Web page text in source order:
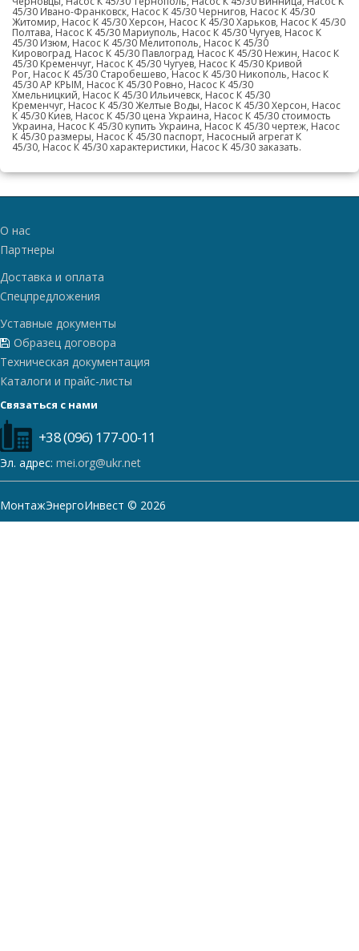
45/30 Ивано-Франковск, Насос К 45/30 Чернигов, Насос К 45/30
Житомир, Насос К 45/30 Херсон, Насос К 45/30 Харьков, Насос К 45/30
Полтава, Насос К 45/30 Мариуполь, Насос К 45/30 Чугуев, Насос К
45/30 Изюм, Насос К 45/30 Мелитополь, Насос К 45/30
Кировоград, Насос К 45/30 Павлоград, Насос К 45/30 Нежин, Насос К
45/30 Кременчуг, Насос К 45/30 Чугуев, Насос К 45/30 Кривой
Рог, Насос К 45/30 Старобешево, Насос К 45/30 Никополь, Насос К
45/30 АР КРЫМ, Насос К 45/30 Ровно, Насос К 45/30
Хмельницкий, Насос К 45/30 Ильичевск, Насос К 45/30
Кременчуг, Насос К 45/30 Желтые Воды, Насос К 45/30 Херсон, Насос
К 45/30 Киев, Насос К 45/30 цена Украина, Насос К 45/30 стоимость
Украина, Насос К 45/30 купить Украина, Насос К 45/30 чертеж, Насос
К 45/30 размеры, Насос К 45/30 паспорт, Насосный агрегат К
45/30, Насос К 45/30 характеристики, Насос К 45/30 заказать.
О нас
Партнеры
Доставка и оплата
Спецпредложения
Уставные документы
Образец договора
Техническая документация
Каталоги и прайс-листы
Связаться с нами
+38 (096) 177-00-11
Эл. адрес: mei.org@ukr.net
МонтажЭнергоИнвест © 2026